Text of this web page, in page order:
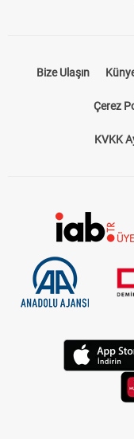
Bize Ulaşın
Çerez
KVKK